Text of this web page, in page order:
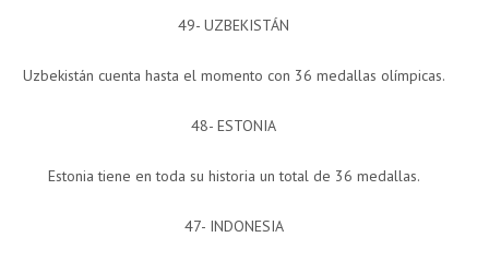
49- UZBEKISTÁN
Uzbekistán cuenta hasta el momento con 36 medallas olímpicas.
48- ESTONIA
Estonia tiene en toda su historia un total de 36 medallas.
47- INDONESIA